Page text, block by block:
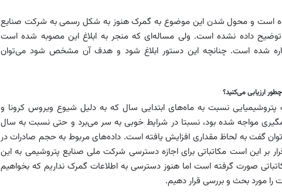
است و محول شدن این موضوع به گمرک هنوز به شکل رسمی به شرکت صنایع
توضیح داده نشده است. ولی مساله‌ای که منجر به ابلاغ این مصوبه شده است
شده است. چنانچه این دستور ابلاغ شود و هدف آن مشخص شود می‌توان
ارزیابی می‌کنید؟
نسبت به ماه‌های ابتدایی سال که به دلیل شیوع ویروس کرونا و
مواجه شده بود، نسبتا در شرایط خوبی به سر می‌برد و حتی نسبت به سال
گفت به لحاظ مقداری افزایش یافته است. داده‌های مربوط به حجم صادرات در
این است مکاتباتی برای اجازه دسترسی شرکت ملی صنایع پتروشیمی به این
صورت گرفته است اما هنوز دسترسی به اطلاعات گمرک نداریم که بخواهیم
مورد بحث و بررسی قرار دهیم.